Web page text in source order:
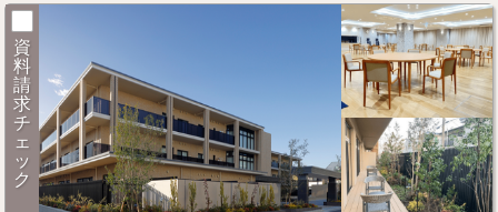
資
料
請
求
チ
ェ
ッ
ク